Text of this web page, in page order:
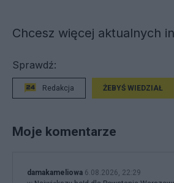
Chcesz więcej aktualnych
Sprawdź:
Redakcja ŻEBYŚ WIEDZIAŁ
Moje komentarze
damakameliowa 6.08.2026, 22:29